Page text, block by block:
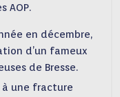
AOP.
en décembre,
d’un fameux
de Bresse.
à une fracture